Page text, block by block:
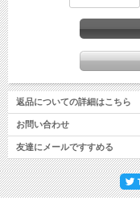
返品についての詳細はこちら
お問い合わせ
友達にメールですすめる